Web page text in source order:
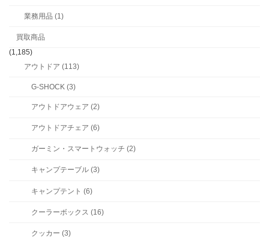
業務用品 (1)
買取商品
(1,185)
アウトドア (113)
G-SHOCK (3)
アウトドアウェア (2)
アウトドアチェア (6)
ガーミン・スマートウォッチ (2)
キャンプテーブル (3)
キャンプテント (6)
クーラーボックス (16)
クッカー (3)